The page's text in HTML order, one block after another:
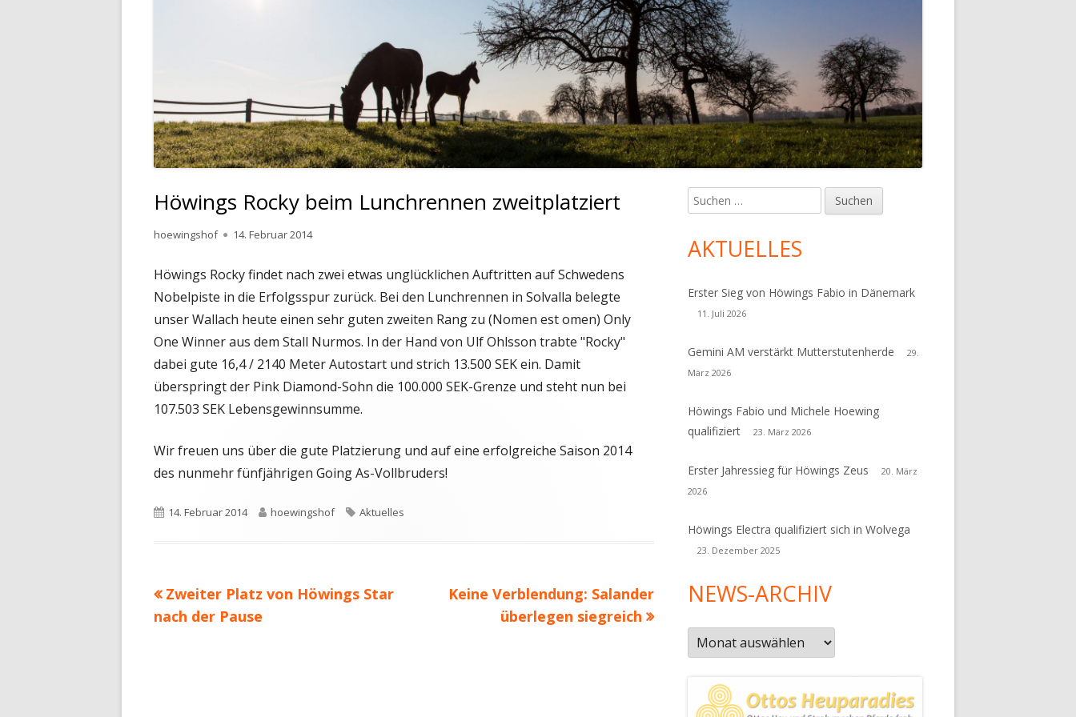
Höwings Rocky beim Lunchrennen zweitplatziert
Autor
hoewingshof
Veröffentlicht
14. Februar 2014
Höwings Rocky findet nach zwei etwas unglücklichen Auftritten auf Schwedens
Nobelpiste in die Erfolgsspur zurück. Bei den Lunchrennen in Solvalla belegte
unser Wallach heute einen sehr guten zweiten Rang zu (Nomen est omen) Only
One Winner aus dem Stall Nurmos. In der Hand von Ulf Ohlsson trabte "Rocky"
dabei gute 16,4 / 2140 Meter Autostart und strich 13.500 SEK ein. Damit
überspringt der Pink Diamond-Sohn die 100.000 SEK-Grenze und steht nun bei
107.503 SEK Lebensgewinnsumme.
Wir freuen uns über die gute Platzierung und auf eine erfolgreiche Saison 2014
des nunmehr fünfjährigen Going As-Vollbruders!
Veröffentlicht
14. Februar 2014 Autor
hoewingshof Schlagwörter
Aktuelles
Beitragsnavigation
Vorheriger
Beitrag:
Zweiter Platz von Höwings Star
nach der Pause
Nächster
Beitrag
Keine Verblendung: Salander
überlegen siegreich
Haupt-
Seitenleiste
Suchen
nach:
AKTUELLES
Erster Sieg von Höwings Fabio in Dänemark
11. Juli 2026
Gemini AM verstärkt Mutterstutenherde
29.
März 2026
Höwings Fabio und Michele Hoewing
qualifiziert
23. März 2026
Erster Jahressieg für Höwings Zeus
20. März
2026
Höwings Electra qualifiziert sich in Wolvega
23. Dezember 2025
NEWS-ARCHIV
News-
Archiv